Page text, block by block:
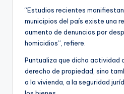
“Estudios recientes
municipios del país existe una
aumento de denuncias por
homicidios”, refiere.
Puntualiza que dicha actividad
derecho de propiedad, sino
a la vivienda, a la seguridad